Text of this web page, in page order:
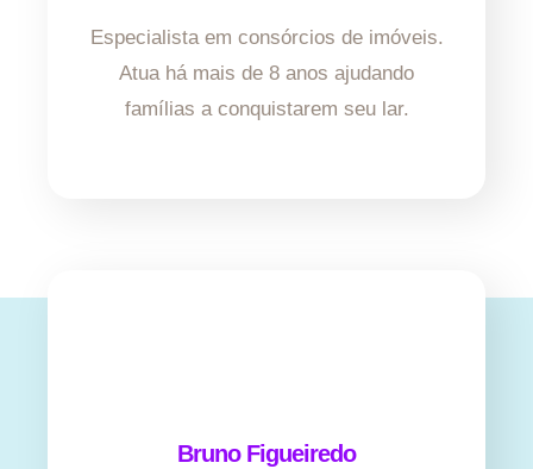
Especialista em consórcios de imóveis.
Atua há mais de 8 anos ajudando
famílias a conquistarem seu lar.
Bruno Figueiredo